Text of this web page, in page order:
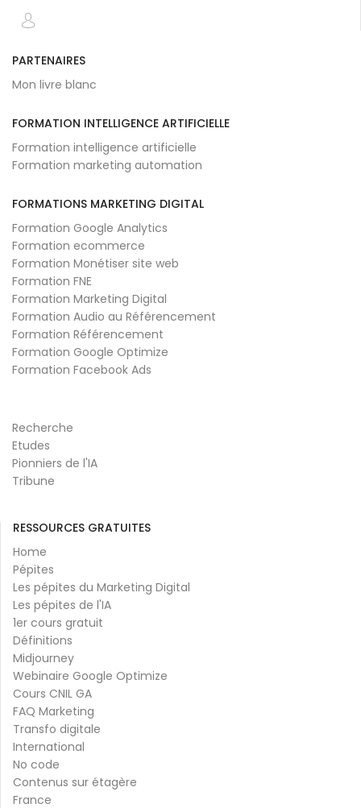
PARTENAIRES
Mon livre blanc
FORMATION INTELLIGENCE ARTIFICIELLE
Formation intelligence artificielle
Formation marketing automation
FORMATIONS MARKETING DIGITAL
Formation Google Analytics
Formation ecommerce
Formation Monétiser site web
Formation FNE
Formation Marketing Digital
Formation Audio au Référencement
Formation Référencement
Formation Google Optimize
Formation Facebook Ads
Recherche
Etudes
Pionniers de l'IA
Tribune
RESSOURCES GRATUITES
Home
Pépites
Les pépites du Marketing Digital
Les pépites de l'IA
1er cours gratuit
Définitions
Midjourney
Webinaire Google Optimize
Cours CNIL GA
FAQ Marketing
Transfo digitale
International
No code
Contenus sur étagère
France